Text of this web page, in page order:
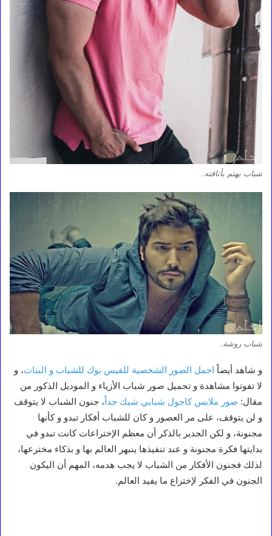
شباب يهتم بأناقته.
شباب روشة.
و شاهد أيضاً اجمل الصور الشخصية للفيس بوك للشباب و البنات، و
لا تفوتوا مشاهدة و تحميل صور شباب الأزياء و الموديل الذكور من
مقال: صور ملابس كاجول شبابي شيك جداً، جنون الشباب لا يتوقف
و لن يتوقف، على مر العصور و كان للشباب أفكار تبدو و كأنها
مجنونة، و لكن الجدير بالذكر أن معظم الإختراعات كانت تبدو في
بدايتها فكرة مجنونة و عند تنفيذها ينبهر العالم بها و بذكاء مخترعها،
لذلك فجنون الأفكار من الشباب لا يجب هدمه، المهم أن اليكون
الجنون في الفكر لإختراع ما يفيد العالم.